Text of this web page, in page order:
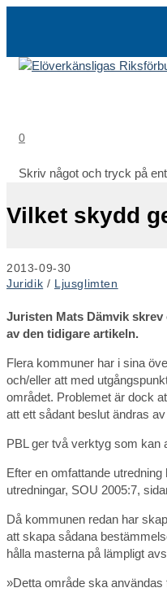
0
Skriv något och tryck på
Vilket skydd
Inlägget
publicerat:
2013-09-30
Inläggskategori:
Juridik / Ljusglimten
Juristen Mats Dämvik
av den tidigare artikeln.
Flera kommuner har i sina
och/eller att med
området. Problemet är dock
att ett sådant beslut ändras
PBL ger två verktyg som kan
Efter en omfattande
utredningar, SOU 2005:7,
Då kommunen redan har
att skapa sådana
hålla masterna på lämpligt
»Detta område ska